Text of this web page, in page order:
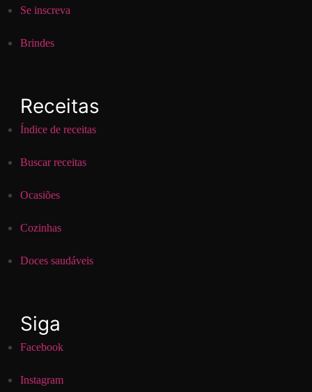
Se inscreva
Brindes
Receitas
Índice de receitas
Buscar receitas
Ocasiões
Cozinhas
Doces saudáveis
Siga
Facebook
Instagram